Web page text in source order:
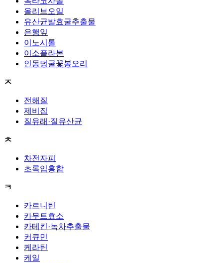
올리브오일
유산균발효굴추출물
은행잎
이노시톨
이소플라본
인동덩굴꽃봉오리
ㅈ
전해질
제비집
질유래·질유산균
ㅊ
차전자피
초록입홍합
ㅋ
카르니틴
카무트효소
카테킨·녹차추출물
커큐민
케라틴
케일